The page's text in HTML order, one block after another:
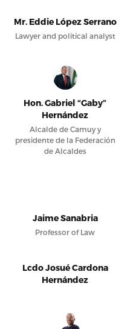
Mr. Eddie López Serrano
Lawyer and political analyst
Hon. Gabriel “Gaby”
Hernández
Alcalde de Camuy y
presidente de la Federación
de Alcaldes
Jaime Sanabria
Professor of Law
Lcdo Josué Cardona
Hernández